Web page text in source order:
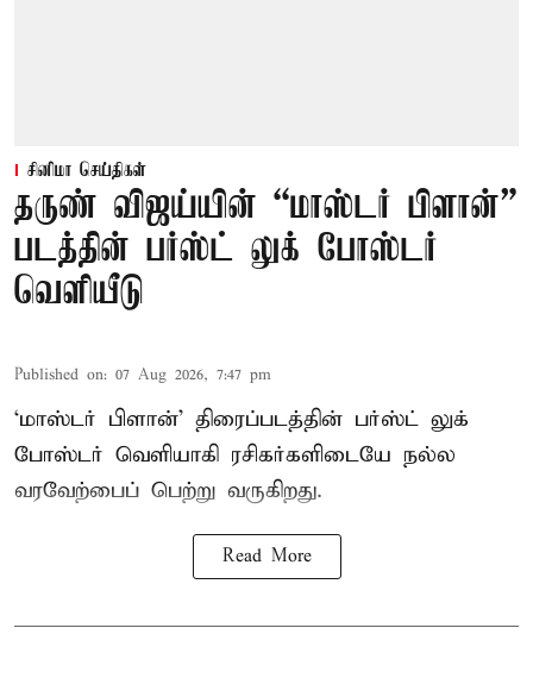
சினிமா செய்திகள்
தருண் விஜய்யின் “மாஸ்டர் பிளான்”
படத்தின் பர்ஸ்ட் லுக் போஸ்டர்
வெளியீடு
Published on: 07 Aug 2026, 7:47 pm
‘மாஸ்டர் பிளான்’ திரைப்படத்தின் பர்ஸ்ட் லுக்
போஸ்டர் வெளியாகி ரசிகர்களிடையே நல்ல
வரவேற்பைப் பெற்று வருகிறது.
Read More